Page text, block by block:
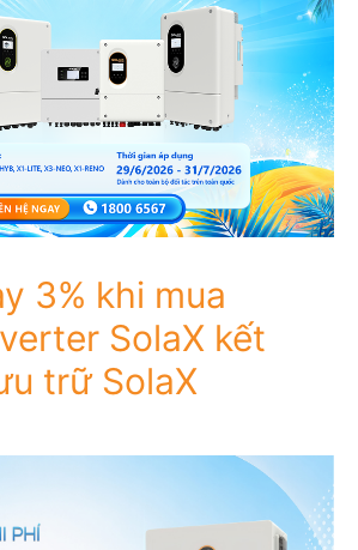
3% khi mua
SolaX kết
trữ SolaX